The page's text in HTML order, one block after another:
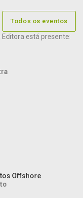
Todos os eventos
está presente:
Offshore